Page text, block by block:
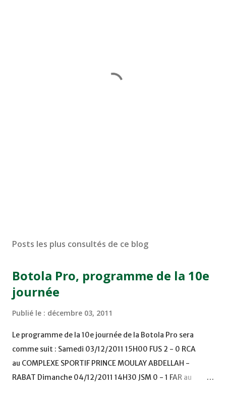
Posts les plus consultés de ce blog
Botola Pro, programme de la 10e
journée
Publié le : décembre 03, 2011
Le programme de la 10e journée de la Botola Pro sera
comme suit : Samedi 03/12/2011 15H00 FUS 2 - 0 RCA
au COMPLEXE SPORTIF PRINCE MOULAY ABDELLAH -
RABAT Dimanche 04/12/2011 14H30 JSM 0 - 1 FAR au